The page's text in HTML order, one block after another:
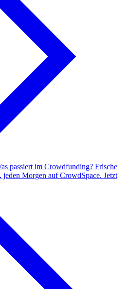
passiert im Crowdfunding? Frische
jeden Morgen auf CrowdSpace. Jetzt